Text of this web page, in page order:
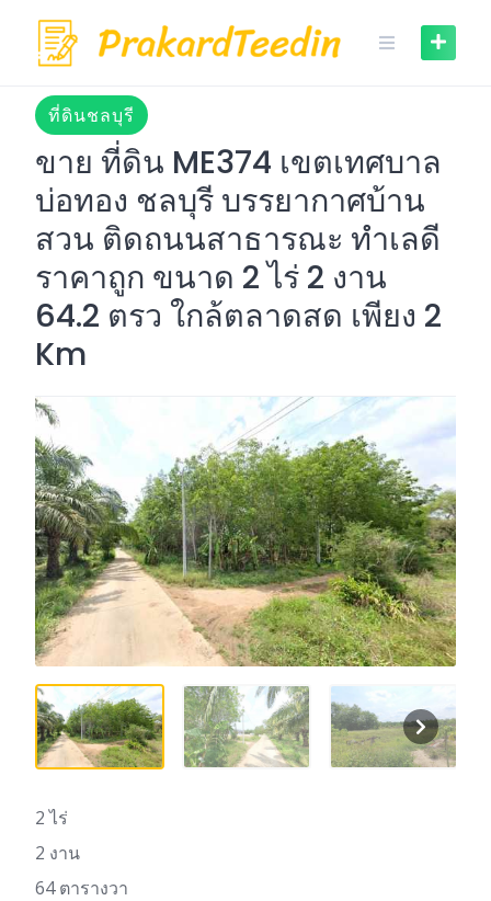
content
ที่ดินชลบุรี
ขาย ที่ดิน ME374 เขตเทศบาล
บ่อทอง ชลบุรี บรรยากาศบ้าน
สวน ติดถนนสาธารณะ ทำเลดี
ราคาถูก ขนาด 2 ไร่ 2 งาน
64.2 ตรว ใกล้ตลาดสด เพียง 2
Km
2 ไร่
2 งาน
64 ตารางวา